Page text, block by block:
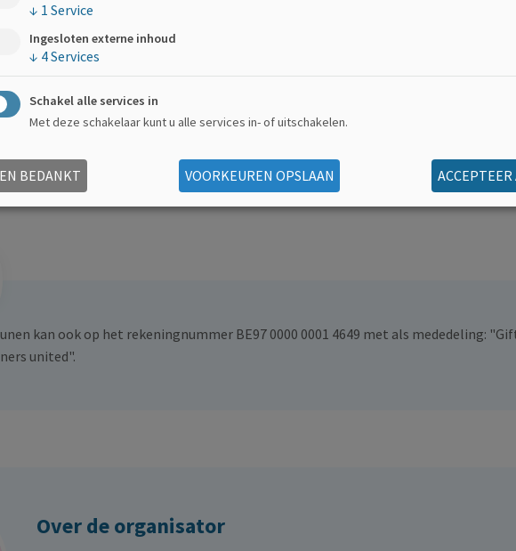
actie?
aan deze Ekiden is allereerst voor onszelf, als team. We hebben allemaal
in het leven met MS. Daarnaast hopen we andere lotgenoten te inspireren om
Door mee te doen aan een evenement zoals de Ekiden, kunnen we ook meer
een financieel duwtje in de rug? Doneren kan via de knop op deze pagina of via
kan ook op het rekeningnummer BE97 0000 0001 4649 met als mededeling:
united".
Over de organisator
↓ 1 Service
Ingesloten externe inhoud
↓ 4Services
Schakel alle services in
Met deze schakelaar kunt u alle services in- of uitschakelen.
BEDANKT VOORKEUREN OPSLAAN